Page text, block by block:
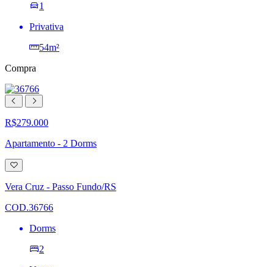
1
Privativa
54m²
Compra
R$279.000
Apartamento - 2 Dorms
Adicionar
à
lista
de
Vera Cruz - Passo Fundo/RS
COD.36766
Dorms
2